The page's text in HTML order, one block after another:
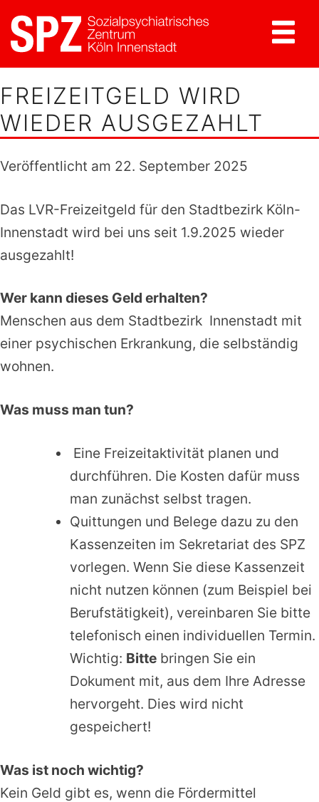
Springen
Sie
zum
SPZ Köln-Innenstadt
FREIZEITGELD WIRD
WIEDER AUSGEZAHLT
Veröffentlicht am 22. September 2025
Das LVR-Freizeitgeld für den Stadtbezirk Köln-
Innenstadt wird bei uns seit 1.9.2025 wieder
ausgezahlt!
Wer kann dieses Geld erhalten?
Menschen aus dem Stadtbezirk Innenstadt mit
einer psychischen Erkrankung, die selbständig
wohnen.
Was muss man tun?
Eine Freizeitaktivität planen und
durchführen. Die Kosten dafür muss
man zunächst selbst tragen.
Quittungen und Belege dazu zu den
Kassenzeiten im Sekretariat des SPZ
vorlegen. Wenn Sie diese Kassenzeit
nicht nutzen können (zum Beispiel bei
Berufstätigkeit), vereinbaren Sie bitte
telefonisch einen individuellen Termin.
Wichtig: Bittebringen Sie ein
Dokument mit, aus dem Ihre Adresse
hervorgeht. Dies wird nicht
gespeichert!
Was ist noch wichtig?
Kein Geld gibt es, wenn die Fördermittel